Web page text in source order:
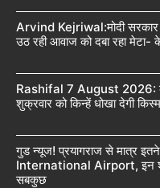
Arvind Kejriwal:मोदी
उठ रही आवाज को दबा रहा मेटा-
Rashifal 7 August 2026:
शुक्रवार को किन्हें धोखा देगी
गुड न्यूज! प्रयागराज से मात्र
International Airport, इन
सबकुछ